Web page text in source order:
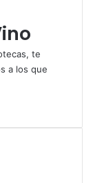
te
a los que